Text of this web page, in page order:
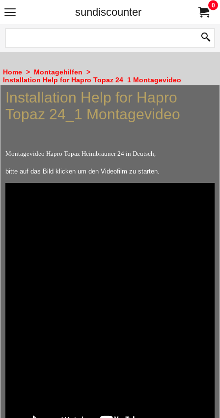
sundiscounter
0
Home > Montagehilfen >
Installation Help for Hapro Topaz 24_1 Montagevideo
Installation Help for Hapro
Topaz 24_1 Montagevideo
Montagevideo Hapro Topaz Heimbräuner 24 in Deutsch,
bitte auf das Bild klicken um den Videofilm zu starten.